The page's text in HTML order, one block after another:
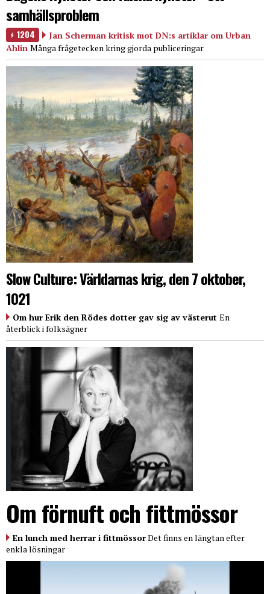
samhällsproblem
1204
Jan Scherman kritisk mot DN:s artiklar om Urban
Ahlin Många frågetecken kring gjorda publiceringar
Slow Culture: Världarnas krig, den 7 oktober,
1021
Om hur Erik den Rödes dotter gav sig av västerut En
återblick i folksägner
Om förnuft och fittmössor
En lunch med herrar i fittmössorDet finns en längtan efter
enkla lösningar